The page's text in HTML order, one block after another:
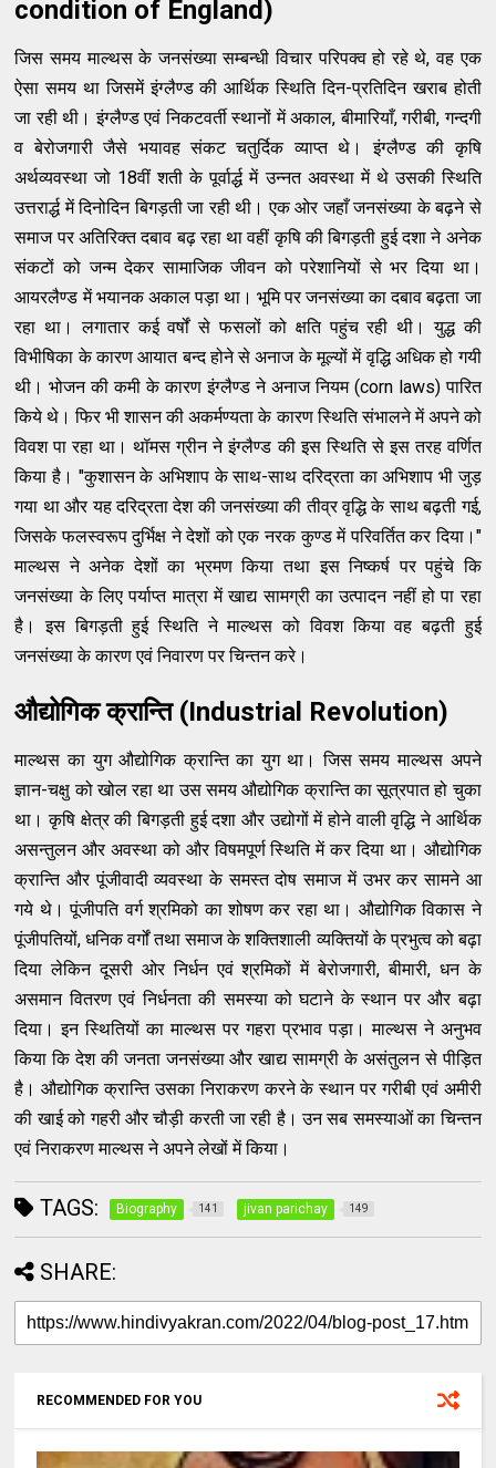
condition of England)
जिस समय माल्थस के जनसंख्या सम्बन्धी विचार परिपक्व हो रहे थे, वह एक
ऐसा समय था जिसमें इंग्लैण्ड की आर्थिक स्थिति दिन-प्रतिदिन खराब होती
जा रही थी। इंग्लैण्ड एवं निकटवर्ती स्थानों में अकाल, बीमारियाँ, गरीबी, गन्दगी
व बेरोजगारी जैसे भयावह संकट चतुर्दिक व्याप्त थे। इंग्लैण्ड की कृषि
अर्थव्यवस्था जो 18वीं शती के पूर्वार्द्ध में उन्नत अवस्था में थे उसकी स्थिति
उत्तरार्द्ध में दिनोदिन बिगड़ती जा रही थी। एक ओर जहाँ जनसंख्या के बढ़ने से
समाज पर अतिरिक्त दबाव बढ़ रहा था वहीं कृषि की बिगड़ती हुई दशा ने अनेक
संकटों को जन्म देकर सामाजिक जीवन को परेशानियों से भर दिया था।
आयरलैण्ड में भयानक अकाल पड़ा था। भूमि पर जनसंख्या का दबाव बढ़ता जा
रहा था। लगातार कई वर्षों से फसलों को क्षति पहुंच रही थी। युद्ध की
विभीषिका के कारण आयात बन्द होने से अनाज के मूल्यों में वृद्धि अधिक हो गयी
थी। भोजन की कमी के कारण इंग्लैण्ड ने अनाज नियम (corn laws) पारित
किये थे। फिर भी शासन की अकर्मण्यता के कारण स्थिति संभालने में अपने को
विवश पा रहा था। थॉमस ग्रीन ने इंग्लैण्ड की इस स्थिति से इस तरह वर्णित
किया है। "कुशासन के अभिशाप के साथ-साथ दरिद्रता का अभिशाप भी जुड़
गया था और यह दरिद्रता देश की जनसंख्या की तीव्र वृद्धि के साथ बढ़ती गई,
जिसके फलस्वरूप दुर्भिक्ष ने देशों को एक नरक कुण्ड में परिवर्तित कर दिया।"
माल्थस ने अनेक देशों का भ्रमण किया तथा इस निष्कर्ष पर पहुंचे कि
जनसंख्या के लिए पर्याप्त मात्रा में खाद्य सामग्री का उत्पादन नहीं हो पा रहा
है। इस बिगड़ती हुई स्थिति ने माल्थस को विवश किया वह बढ़ती हुई
जनसंख्या के कारण एवं निवारण पर चिन्तन करे।
औद्योगिक क्रान्ति (Industrial Revolution)
माल्थस का युग औद्योगिक क्रान्ति का युग था। जिस समय माल्थस अपने
ज्ञान-चक्षु को खोल रहा था उस समय औद्योगिक क्रान्ति का सूत्रपात हो चुका
था। कृषि क्षेत्र की बिगड़ती हुई दशा और उद्योगों में होने वाली वृद्धि ने आर्थिक
असन्तुलन और अवस्था को और विषमपूर्ण स्थिति में कर दिया था। औद्योगिक
क्रान्ति और पूंजीवादी व्यवस्था के समस्त दोष समाज में उभर कर सामने आ
गये थे। पूंजीपति वर्ग श्रमिको का शोषण कर रहा था। औद्योगिक विकास ने
पूंजीपतियों, धनिक वर्गों तथा समाज के शक्तिशाली व्यक्तियों के प्रभुत्व को बढ़ा
दिया लेकिन दूसरी ओर निर्धन एवं श्रमिकों में बेरोजगारी, बीमारी, धन के
असमान वितरण एवं निर्धनता की समस्या को घटाने के स्थान पर और बढ़ा
दिया। इन स्थितियों का माल्थस पर गहरा प्रभाव पड़ा। माल्थस ने अनुभव
किया कि देश की जनता जनसंख्या और खाद्य सामग्री के असंतुलन से पीड़ित
है। औद्योगिक क्रान्ति उसका निराकरण करने के स्थान पर गरीबी एवं अमीरी
की खाई को गहरी और चौड़ी करती जा रही है। उन सब समस्याओं का चिन्तन
एवं निराकरण माल्थस ने अपने लेखों में किया।
TAGS: Biography 141 jivan parichay 149
SHARE:
RECOMMENDED FOR YOU